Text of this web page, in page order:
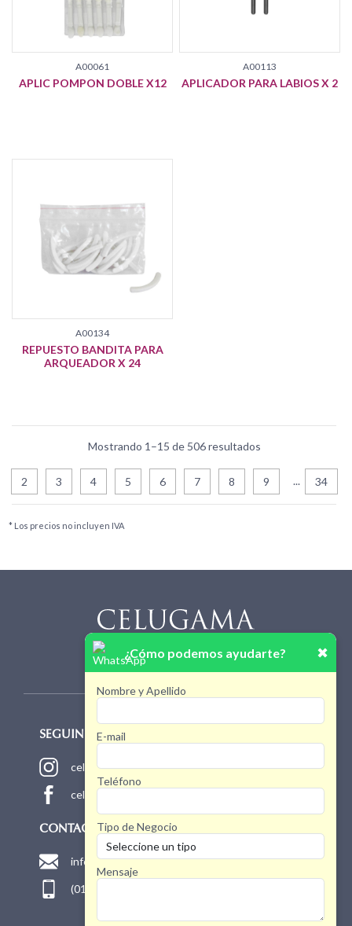
A00061
APLIC POMPON DOBLE X12
A00113
APLICADOR PARA LABIOS X 2
A00134
REPUESTO BANDITA PARA
ARQUEADOR X 24
Mostrando 1–15 de 506 resultados
2 3 4 5 6 7 8 9 ... 34
* Los precios no incluyen IVA
SEGUINOS!
celugamaoficial
celugamaoficial
CONTACTO
info@celugama.com.ar
(011) 4768 1775
¿Cómo podemos ayudarte? ✖
Nombre y Apellido
E-mail
Teléfono
Tipo de Negocio
Mensaje